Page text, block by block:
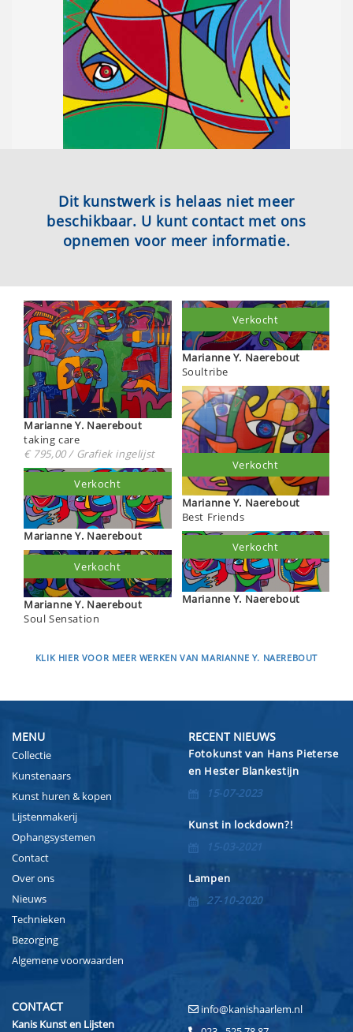
Dit kunstwerk is helaas niet meer
beschikbaar. U kunt contact met ons
opnemen voor meer informatie.
Marianne Y. Naerebout
taking care
€ 795,00 / Grafiek ingelijst
Marianne Y. Naerebout
Verkocht
Marianne Y. Naerebout
Soul Sensation
Verkocht
Marianne Y. Naerebout
Soultribe
Verkocht
Marianne Y. Naerebout
Best Friends
Verkocht
Marianne Y. Naerebout
Verkocht
KLIK HIER VOOR MEER WERKEN VAN MARIANNE Y. NAEREBOUT
MENU
Collectie
Kunstenaars
Kunst huren & kopen
Lijstenmakerij
Ophangsystemen
Contact
Over ons
Nieuws
Technieken
Bezorging
Algemene voorwaarden
RECENT NIEUWS
Fotokunst van Hans Pieterse
en Hester Blankestijn
15-07-2023
Kunst in lockdown?!
15-03-2021
Lampen
27-10-2020
CONTACT
Kanis Kunst en Lijsten
info@kanishaarlem.nl